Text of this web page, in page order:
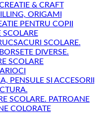
& CRAFT
ORIGAMI
PENTRU COPII
SCOLARE
SCOLARE.
DIVERSE.
SCOLARE
PENSULE SI ACCESORII
SCOLARE. PATROANE
COLORATE